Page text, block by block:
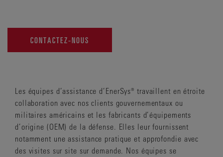
CONTACTEZ-NOUS
Les équipes d’assistance d’EnerSys® travaillent en étroite
collaboration avec nos clients gouvernementaux ou
militaires américains et les fabricants d’équipements
d’origine (OEM) de la défense. Elles leur fournissent
notamment une assistance pratique et approfondie avec
des visites sur site sur demande. Nos équipes se